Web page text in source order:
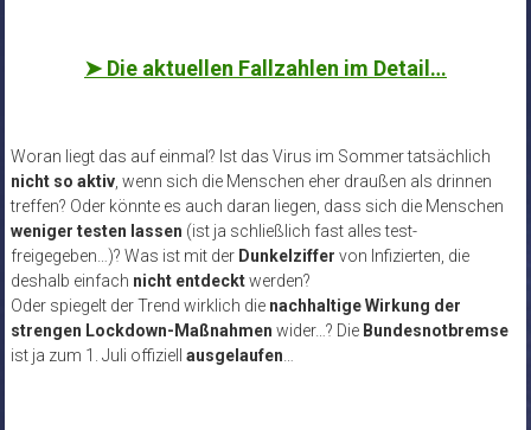
➤ Die aktuellen Fallzahlen im Detail…
Woran liegt das auf einmal? Ist das Virus im Sommer tatsächlich
nicht so aktiv, wenn sich die Menschen eher draußen als drinnen
treffen? Oder könnte es auch daran liegen, dass sich die Menschen
weniger testen lassen (ist ja schließlich fast alles test-
freigegeben…)? Was ist mit der Dunkelziffer von Infizierten, die
deshalb einfach nicht entdecktwerden?
Oder spiegelt der Trend wirklich die nachhaltige Wirkung der
strengen Lockdown-Maßnahmen wider…? Die Bundesnotbremse
ist ja zum 1. Juli offiziell ausgelaufen…